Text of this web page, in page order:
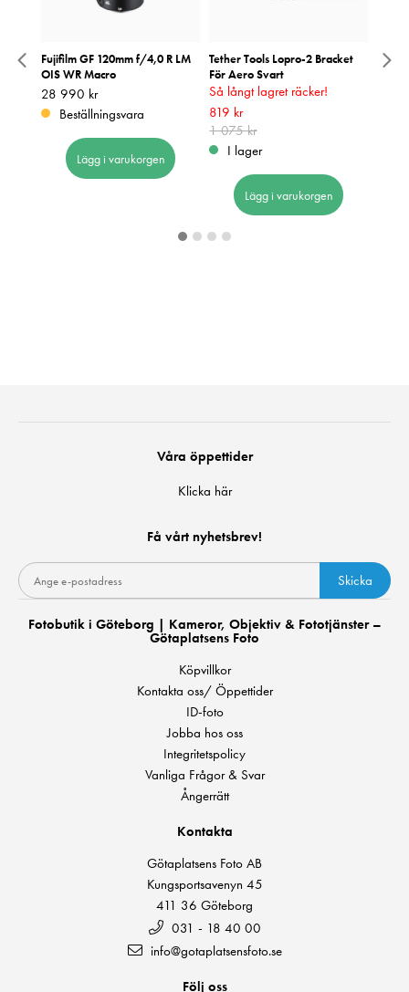
Fujifilm GF 120mm f/4,0 R LM
OIS WR Macro
Pris :28 990 kr
28 990 kr
Beställningsvara
Lägg i varukorgen
Tether Tools Lopro-2 Bracket
För Aero Svart
Så långt lagret räcker!
Nuvarande pris
pris:1 075 kr
819 kr
1 075 kr
I lager
Lägg i varukorgen
Våra öppettider
Klicka här
Få vårt nyhetsbrev!
Skicka
Fotobutik i Göteborg | Kameror, Objektiv & Fototjänster –
Götaplatsens Foto
Köpvillkor
Kontakta oss/ Öppettider
ID-foto
Jobba hos oss
Integritetspolicy
Vanliga Frågor & Svar
Ångerrätt
Kontakta
Götaplatsens Foto AB
Kungsportsavenyn 45
411 36 Göteborg
031 - 18 40 00
info@gotaplatsensfoto.se
Följ oss